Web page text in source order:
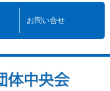
お問い合せ